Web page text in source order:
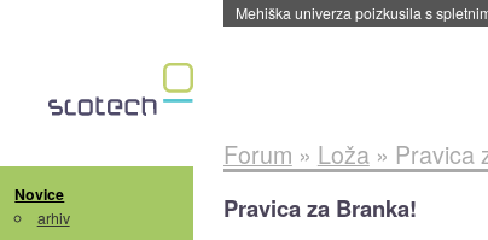
Evropska vesoljska agencija razvija
Novice
arhiv
Forum » Loža» Pravica
Pravica za Branka!